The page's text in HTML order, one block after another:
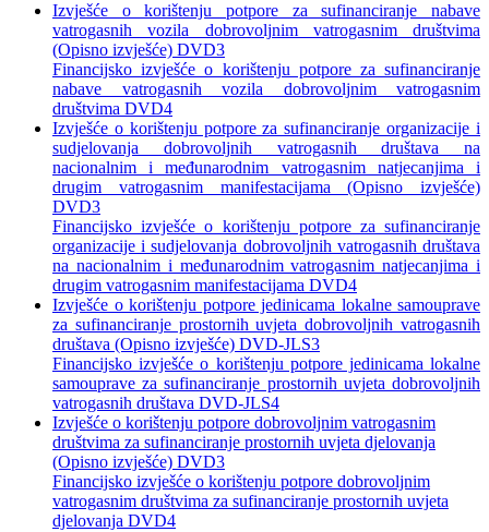
Izvješće o korištenju potpore za sufinanciranje nabave
vatrogasnih vozila dobrovoljnim vatrogasnim društvima
(Opisno izvješće) DVD3
Financijsko izvješće o korištenju potpore za sufinanciranje
nabave vatrogasnih vozila dobrovoljnim vatrogasnim
društvima DVD4
Izvješće o korištenju potpore za sufinanciranje organizacije i
sudjelovanja dobrovoljnih vatrogasnih društava na
nacionalnim i međunarodnim vatrogasnim natjecanjima i
drugim vatrogasnim manifestacijama (Opisno izvješće)
DVD3
Financijsko izvješće o korištenju potpore za sufinanciranje
organizacije i sudjelovanja dobrovoljnih vatrogasnih društava
na nacionalnim i međunarodnim vatrogasnim natjecanjima i
drugim vatrogasnim manifestacijama DVD4
Izvješće o korištenju potpore jedinicama lokalne samouprave
za sufinanciranje prostornih uvjeta dobrovoljnih vatrogasnih
društava (Opisno izvješće) DVD-JLS3
Financijsko izvješće o korištenju potpore jedinicama lokalne
samouprave za sufinanciranje prostornih uvjeta dobrovoljnih
vatrogasnih društava DVD-JLS4
Izvješće o korištenju potpore dobrovoljnim vatrogasnim
društvima za sufinanciranje prostornih uvjeta djelovanja
(Opisno izvješće) DVD3
Financijsko izvješće o korištenju potpore dobrovoljnim
vatrogasnim društvima za sufinanciranje prostornih uvjeta
djelovanja DVD4